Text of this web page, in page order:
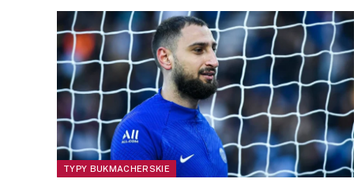
TYPY BUKMACHERSKIE